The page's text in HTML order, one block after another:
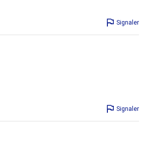
Signaler
Signaler